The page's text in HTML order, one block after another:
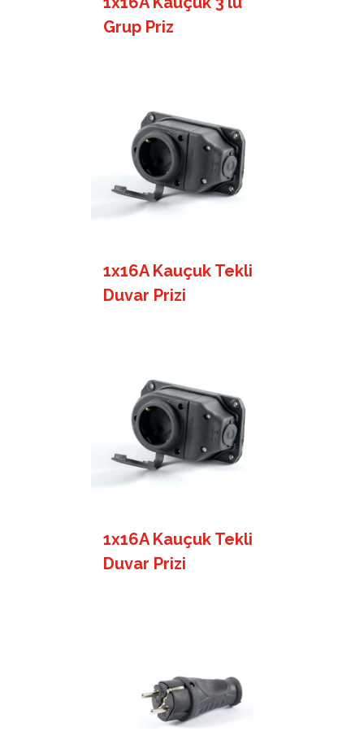
Grup Priz
1x16A Kauçuk Tekli
Duvar Prizi
1x16A Kauçuk Tekli
Duvar Prizi